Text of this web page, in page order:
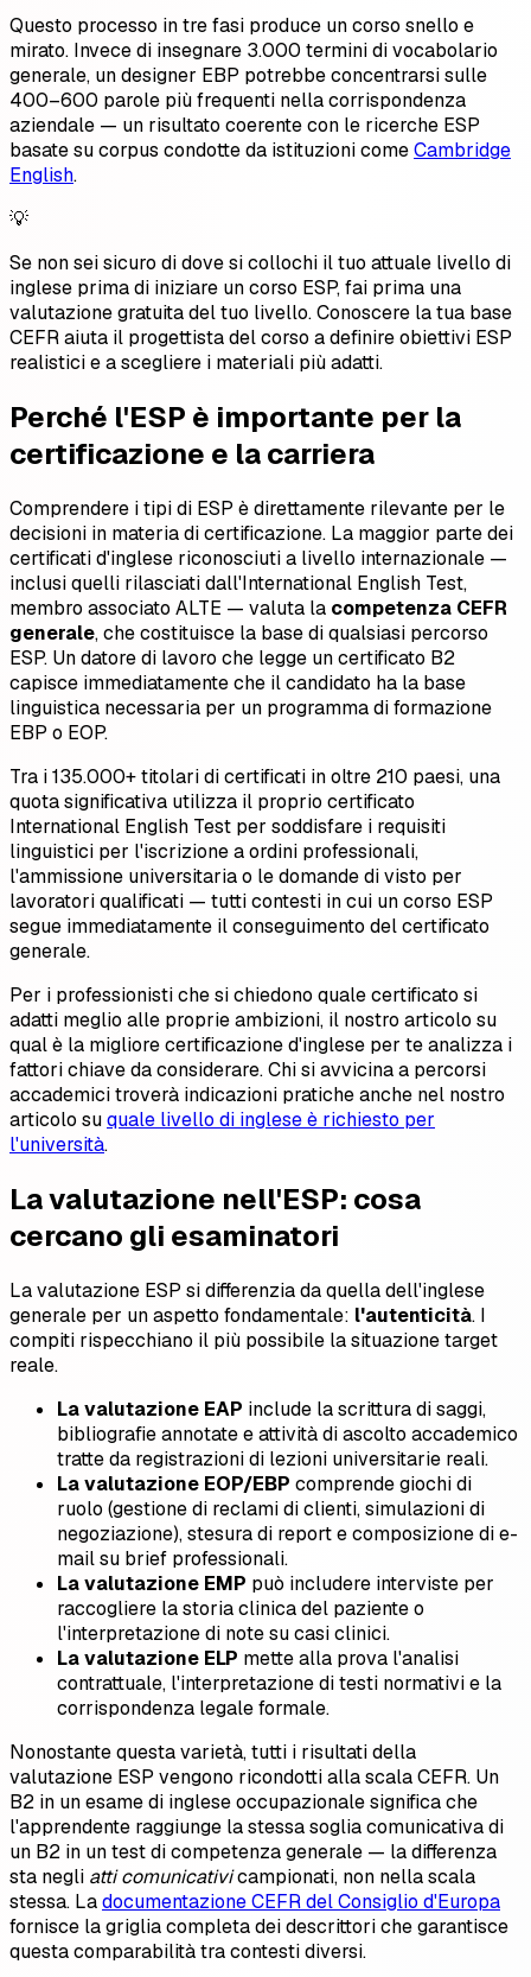
Questo processo in tre fasi produce un corso snello e
mirato. Invece di insegnare 3.000 termini di vocabolario
generale, un designer EBP potrebbe concentrarsi sulle
400–600 parole più frequenti nella corrispondenza
aziendale — un risultato coerente con le ricerche ESP
basate su corpus condotte da istituzioni comeCambridge
English.
💡
Se non sei sicuro di dove si collochi il tuo attuale livello di
inglese prima di iniziare un corso ESP, fai prima una
valutazione gratuita del tuo livello. Conoscere la tua base
CEFR aiuta il progettista del corso a definire obiettivi ESP
realistici e a scegliere i materiali più adatti.
Perché l'ESP è importante per la
certificazione e la carriera
Comprendere i tipi di ESP è direttamente rilevante per le
decisioni in materia di certificazione. La maggior parte dei
certificati d'inglese riconosciuti a livello internazionale —
inclusi quelli rilasciati dall'International English Test,
membro associato ALTE — valuta la competenza CEFR
generale, che costituisce la base di qualsiasi percorso
ESP. Un datore di lavoro che legge un certificato B2
capisce immediatamente che il candidato ha la base
linguistica necessaria per un programma di formazione
EBP o EOP.
Tra i 135.000+ titolari di certificati in oltre 210 paesi, una
quota significativa utilizza il proprio certificato
International English Test per soddisfare i requisiti
linguistici per l'iscrizione a ordini professionali,
l'ammissione universitaria o le domande di visto per
lavoratori qualificati — tutti contesti in cui un corso ESP
segue immediatamente il conseguimento del certificato
generale.
Per i professionisti che si chiedono quale certificato si
adatti meglio alle proprie ambizioni, il nostro articolo su
qual è la migliore certificazione d'inglese per te analizza i
fattori chiave da considerare. Chi si avvicina a percorsi
accademici troverà indicazioni pratiche anche nel nostro
articolo suquale livello di inglese è richiesto per
l'università.
La valutazione nell'ESP: cosa
cercano gli esaminatori
La valutazione ESP si differenzia da quella dell'inglese
generale per un aspetto fondamentale: l'autenticità. I
compiti rispecchiano il più possibile la situazione target
reale.
La valutazione EAP include la scrittura di saggi,
bibliografie annotate e attività di ascolto accademico
tratte da registrazioni di lezioni universitarie reali.
La valutazione EOP/EBP comprende giochi di
ruolo (gestione di reclami di clienti, simulazioni di
negoziazione), stesura di report e composizione di e-
mail su brief professionali.
La valutazione EMP può includere interviste per
raccogliere la storia clinica del paziente o
l'interpretazione di note su casi clinici.
La valutazione ELP mette alla prova l'analisi
contrattuale, l'interpretazione di testi normativi e la
corrispondenza legale formale.
Nonostante questa varietà, tutti i risultati della
valutazione ESP vengono ricondotti alla scala CEFR. Un
B2 in un esame di inglese occupazionale significa che
l'apprendente raggiunge la stessa soglia comunicativa di
un B2 in un test di competenza generale — la differenza
sta negli atti comunicativicampionati, non nella scala
stessa. Ladocumentazione CEFR del Consiglio d'Europa
fornisce la griglia completa dei descrittori che garantisce
questa comparabilità tra contesti diversi.